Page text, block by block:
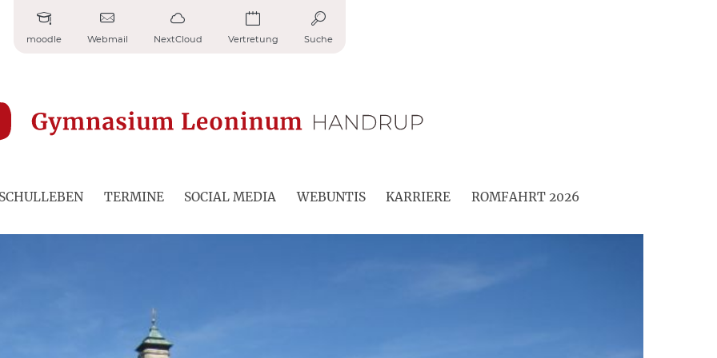
moodle Webmail NextCloud Vertretung Suche
SCHULLEBEN TERMINE SOCIAL MEDIA WEBUNTIS KARRIERE ROMFAHRT 2026